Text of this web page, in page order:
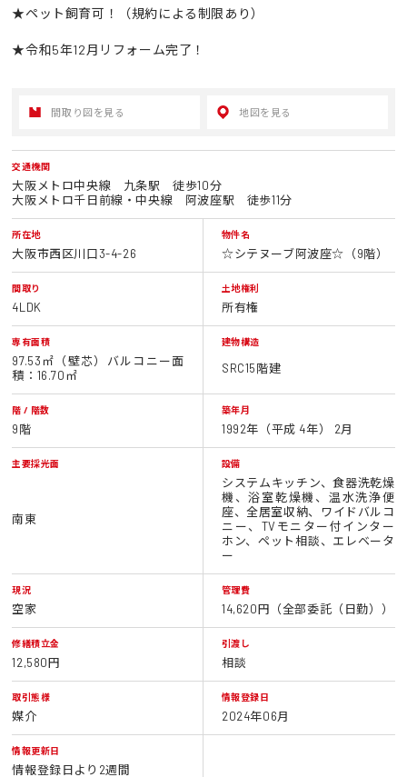
★ペット飼育可！（規約による制限あり）
★令和5年12月リフォーム完了！
間取り図を見る 地図を見る
交通機関
大阪メトロ中央線 九条駅 徒歩10分
大阪メトロ千日前線・中央線 阿波座駅 徒歩11分
所在地
大阪市西区川口3-4-26
物件名
☆シテヌーブ阿波座☆（9階）
間取り
4LDK
土地権利
所有権
専有面積
97.53㎡（壁芯）バルコニー面
積：16.70㎡
建物構造
SRC15階建
階 / 階数
9階
築年月
1992年（平成 4年） 2月
主要採光面
南東
設備
システムキッチン、食器洗乾燥
機、浴室乾燥機、温水洗浄便
座、全居室収納、ワイドバルコ
ニー、TVモニター付インター
ホン、ペット相談、エレベータ
ー
現況
空家
管理費
14,620円（全部委託（日勤））
修繕積立金
12,580円
引渡し
相談
取引態様
媒介
情報登録日
2024年06月
情報更新日
情報登録日より2週間